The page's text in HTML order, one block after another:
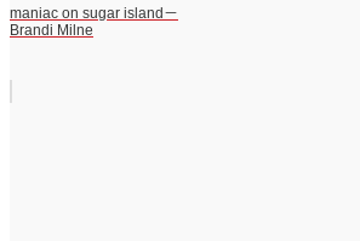
maniac on sugar island－
Brandi Milne